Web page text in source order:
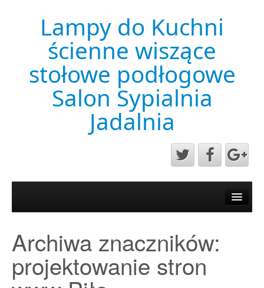
Lampy do Kuchni
ścienne wiszące
stołowe podłogowe
Salon Sypialnia
Jadalnia
Przykładowa strona
Strona Główna
Archiwa znaczników:
projektowanie stron